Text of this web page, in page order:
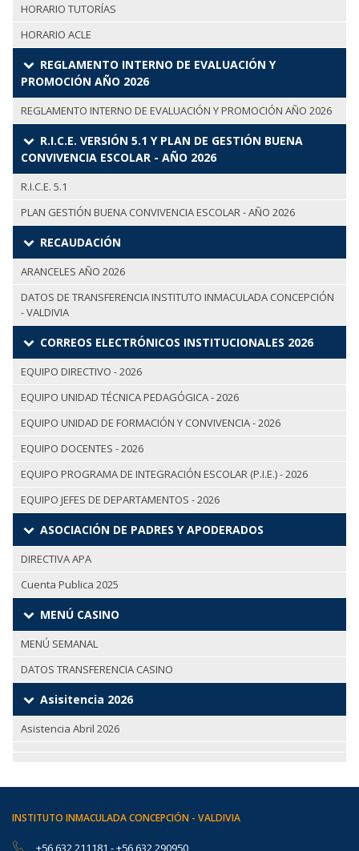
HORARIO TUTORÍAS
HORARIO ACLE
REGLAMENTO INTERNO DE EVALUACIÓN Y
PROMOCIÓN AÑO 2026
REGLAMENTO INTERNO DE EVALUACIÓN Y PROMOCIÓN AÑO 2026
R.I.C.E. VERSIÓN 5.1 Y PLAN DE GESTIÓN BUENA
CONVIVENCIA ESCOLAR - AÑO 2026
R.I.C.E. 5.1
PLAN GESTIÓN BUENA CONVIVENCIA ESCOLAR - AÑO 2026
RECAUDACIÓN
ARANCELES AÑO 2026
DATOS DE TRANSFERENCIA INSTITUTO INMACULADA CONCEPCIÓN
- VALDIVIA
CORREOS ELECTRÓNICOS INSTITUCIONALES 2026
EQUIPO DIRECTIVO - 2026
EQUIPO UNIDAD TÉCNICA PEDAGÓGICA - 2026
EQUIPO UNIDAD DE FORMACIÓN Y CONVIVENCIA - 2026
EQUIPO DOCENTES - 2026
EQUIPO PROGRAMA DE INTEGRACIÓN ESCOLAR (P.I.E.) - 2026
EQUIPO JEFES DE DEPARTAMENTOS - 2026
ASOCIACIÓN DE PADRES Y APODERADOS
DIRECTIVA APA
Cuenta Publica 2025
MENÚ CASINO
MENÚ SEMANAL
DATOS TRANSFERENCIA CASINO
Asisitencia 2026
Asistencia Abril 2026
INSTITUTO INMACULADA CONCEPCIÓN - VALDIVIA
+56 632 211181 -+56 632 290950